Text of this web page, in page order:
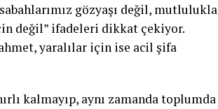
gözyaşı değil, mutlulukla
değil” ifadeleri dikkat çekiyor.
yaralılar için ise acil şifa
kalmayıp, aynı zamanda toplumda